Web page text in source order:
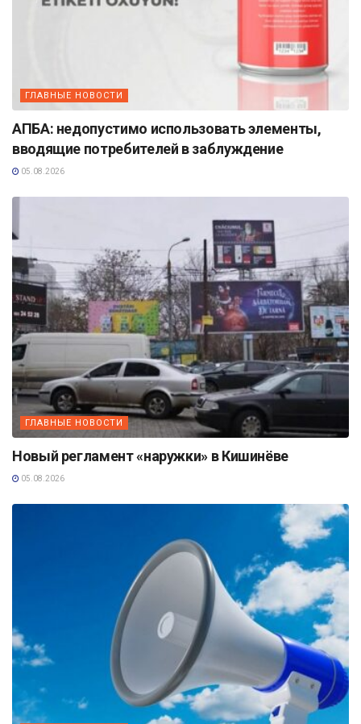
ГЛАВНЫЕ НОВОСТИ
АПБА: недопустимо использовать элементы,
вводящие потребителей в заблуждение
05.08.2026
ГЛАВНЫЕ НОВОСТИ
Новый регламент «наружки» в Кишинёве
05.08.2026